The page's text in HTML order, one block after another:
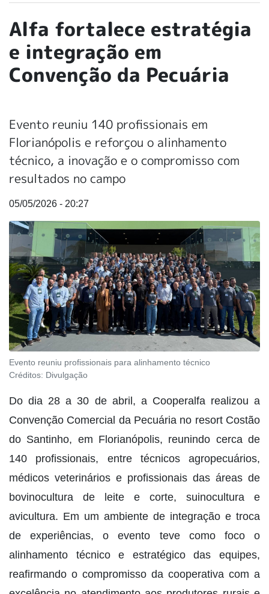
Alfa fortalece estratégia
e integração em
Convenção da Pecuária
Evento reuniu 140 profissionais em
Florianópolis e reforçou o alinhamento
técnico, a inovação e o compromisso com
resultados no campo
05/05/2026 - 20:27
Evento reuniu profissionais para alinhamento técnico
Créditos: Divulgação
Do dia 28 a 30 de abril, a Cooperalfa realizou a
Convenção Comercial da Pecuária no resort Costão
do Santinho, em Florianópolis, reunindo cerca de
140 profissionais, entre técnicos agropecuários,
médicos veterinários e profissionais das áreas de
bovinocultura de leite e corte, suinocultura e
avicultura. Em um ambiente de integração e troca
de experiências, o evento teve como foco o
alinhamento técnico e estratégico das equipes,
reafirmando o compromisso da cooperativa com a